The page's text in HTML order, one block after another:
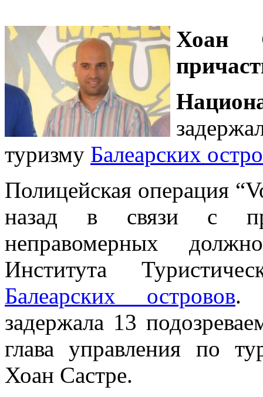
Хоан
туризму Балеарских
Полицейская операция
назад в связи с
неправомерных
Института
Балеарских островов
задержала 13
глава управления по
Хоан Састре.